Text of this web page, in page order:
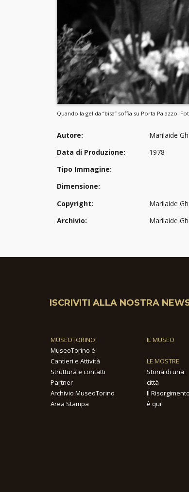
Quando la gelida “bisa” soffia su Porta Palazzo.
Autore:
Marilaide
Data di Produzione:
1978
Tipo Immagine:
Dimensione:
Copyright:
Marilaide
Archivio:
Marilaide
ISCRIVITI ALLA NOSTRA
MUSEOTORINO
MuseoTorino è
Cantieri e Attività
Struttura e contatti
Partner
Archivio MuseoTorino
Area Stampa
IL MUSEO
LE MOSTRE
Storia di una
città
Il Risorgimento
è qui!